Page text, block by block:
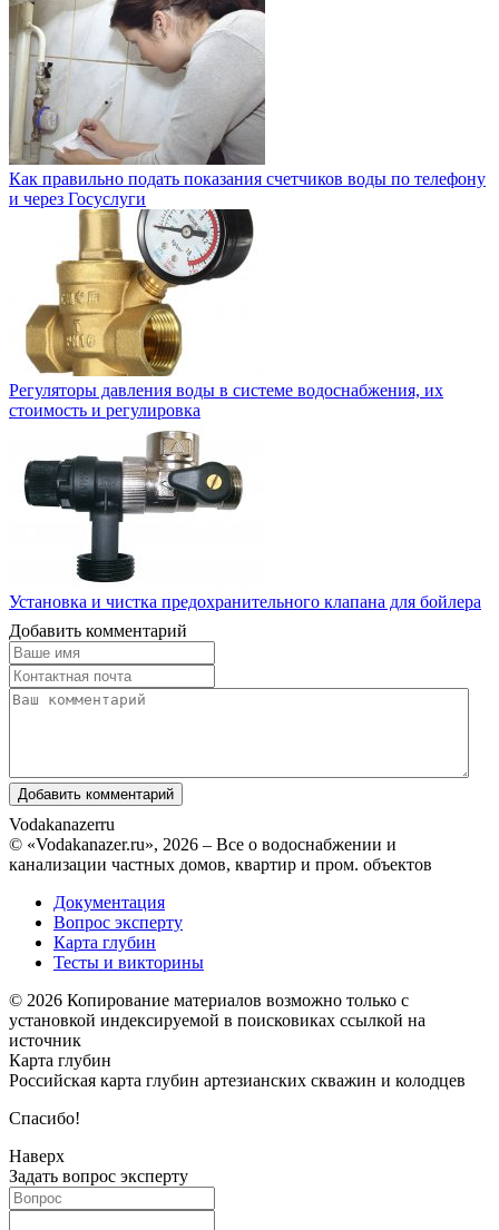
Как правильно подать показания счетчиков воды по телефону
и через Госуслуги
Регуляторы давления воды в системе водоснабжения, их
стоимость и регулировка
Установка и чистка предохранительного клапана для бойлера
Добавить комментарий
Vodakanazerru
© «Vodakanazer.ru», 2026 – Все о водоснабжении и
канализации частных домов, квартир и пром. объектов
Документация
Вопрос эксперту
Карта глубин
Тесты и викторины
© 2026 Копирование материалов возможно только с
установкой индексируемой в поисковиках ссылкой на
источник
Карта глубин
Российская карта глубин артезианских скважин и колодцев
Спасибо!
Наверх
Задать вопрос эксперту